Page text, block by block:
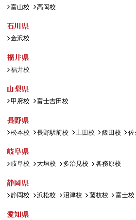
富山校 高岡校
石川県
金沢校
福井県
福井校
山梨県
甲府校 富士吉田校
長野県
松本校 長野駅前校 上田校 飯田校 佐
岐阜県
岐阜校 大垣校 多治見校 各務原校
静岡県
静岡校 浜松校 沼津校 藤枝校 富士校
愛知県